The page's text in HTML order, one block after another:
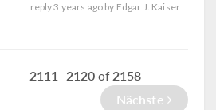
reply3 years ago by Edgar J. Kaiser
2111–2120 of2158
Nächste